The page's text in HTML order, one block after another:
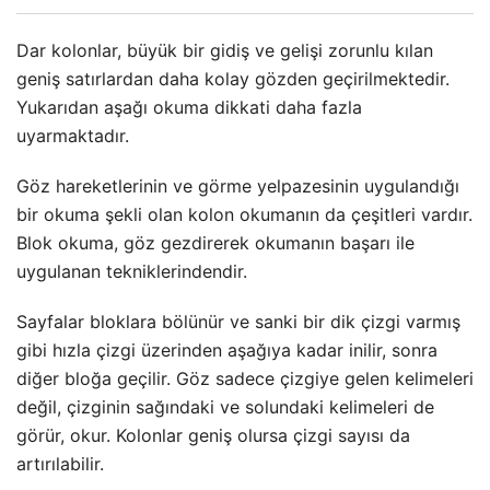
Dar kolonlar, büyük bir gidiş ve gelişi zorunlu kılan
geniş satırlardan daha kolay gözden geçirilmektedir.
Yukarıdan aşağı okuma dikkati daha fazla
uyarmaktadır.
Göz hareketlerinin ve görme yelpazesinin uygulandığı
bir okuma şekli olan kolon okumanın da çeşitleri vardır.
Blok okuma, göz gezdirerek okumanın başarı ile
uygulanan tekniklerindendir.
Sayfalar bloklara bölünür ve sanki bir dik çizgi varmış
gibi hızla çizgi üzerinden aşağıya kadar inilir, sonra
diğer bloğa geçilir. Göz sadece çizgiye gelen kelimeleri
değil, çizginin sağındaki ve solundaki kelimeleri de
görür, okur. Kolonlar geniş olursa çizgi sayısı da
artırılabilir.